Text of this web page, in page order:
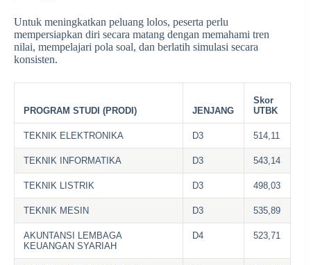
Untuk meningkatkan peluang lolos, peserta perlu
mempersiapkan diri secara matang dengan memahami tren
nilai, mempelajari pola soal, dan berlatih simulasi secara
konsisten.
PROGRAM STUDI (PRODI) JENJANG
Skor
UTBK
TEKNIK ELEKTRONIKA D3 514,11
TEKNIK INFORMATIKA D3 543,14
TEKNIK LISTRIK D3 498,03
TEKNIK MESIN D3 535,89
AKUNTANSI LEMBAGA
KEUANGAN SYARIAH
D4 523,71